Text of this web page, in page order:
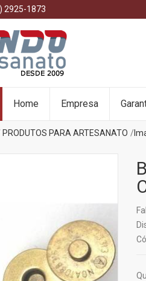
2925-1873
Home Empresa
PRODUTOS PARA ARTESANATO